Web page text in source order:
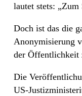
lautet stets:
Doch ist das die
Anonymisierung
der Öffentlichkeit
Die
US-